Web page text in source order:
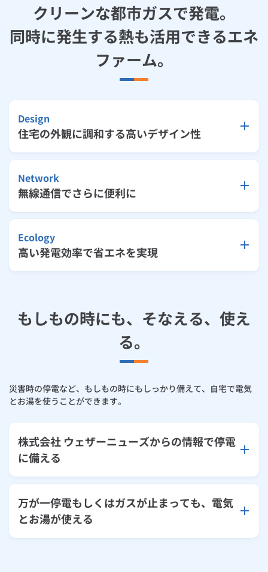
ガス栓の増設 プラスライン
ルームエアコン
スマイルーフ
エコキュート
関西おでかけ納税
クリーンな都市ガスで発電。
同時に発生する熱も活用できるエネ
ファーム。
Design
住宅の外観に調和する高いデザイン性
Network
無線通信でさらに便利に
Ecology
高い発電効率で省エネを実現
もしもの時にも、そなえる、使え
る。
災害時の停電など、もしもの時にもしっかり備えて、自宅で電気
とお湯を使うことができます。
株式会社 ウェザーニューズからの情報で停電
に備える
万が一停電もしくはガスが止まっても、電気
とお湯が使える